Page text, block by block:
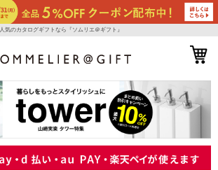
人気のカタログギフトなら『ソムリエ＠ギフト』